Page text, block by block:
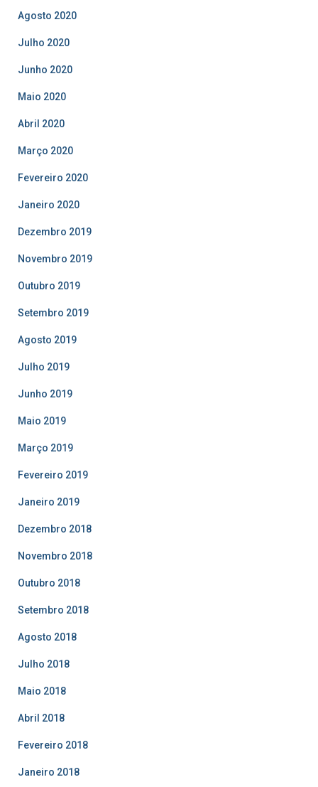
Agosto 2020
Julho 2020
Junho 2020
Maio 2020
Abril 2020
Março 2020
Fevereiro 2020
Janeiro 2020
Dezembro 2019
Novembro 2019
Outubro 2019
Setembro 2019
Agosto 2019
Julho 2019
Junho 2019
Maio 2019
Março 2019
Fevereiro 2019
Janeiro 2019
Dezembro 2018
Novembro 2018
Outubro 2018
Setembro 2018
Agosto 2018
Julho 2018
Maio 2018
Abril 2018
Fevereiro 2018
Janeiro 2018